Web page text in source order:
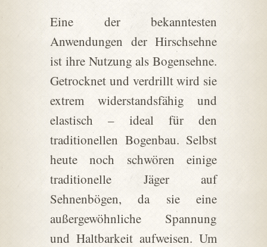
Eine der bekanntesten
Anwendungen der Hirschsehne
ist ihre Nutzung als Bogensehne.
Getrocknet und verdrillt wird sie
extrem widerstandsfähig und
elastisch – ideal für den
traditionellen Bogenbau. Selbst
heute noch schwören einige
traditionelle Jäger auf
Sehnenbögen, da sie eine
außergewöhnliche Spannung
und Haltbarkeit aufweisen. Um